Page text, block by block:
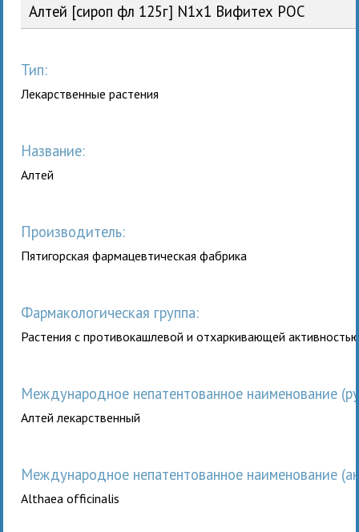
Алтей [сироп фл 125г] N1x1 Вифитех РОС
Тип:
Лекарственные растения
Название:
Алтей
Производитель:
Пятигорская фармацевтическая фабрика
Фармакологическая группа:
Растения с противокашлевой и отхаркивающей
Международное непатентованное наименование
Алтей лекарственный
Международное непатентованное наименование
Althaea officinalis